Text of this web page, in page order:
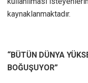
kaynaklanmaktadır.
“BÜTÜN DÜNYA
BOĞUŞUYOR”